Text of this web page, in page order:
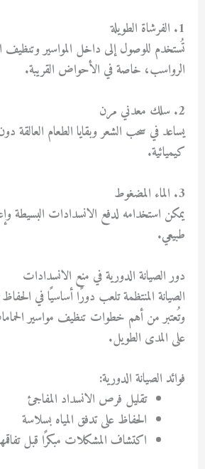
1. الفرشاة الطويلة
تُستخدم للوصول إلى داخل المواسير وتنظيف
الرواسب، خاصة في الأحواض القريبة.
2. سلك معدني مرن
يساعد في سحب الشعر وبقايا الطعام العالقة
كيميائية.
3. الماء المضغوط
يمكن استخدامه لدفع الانسدادات البسيطة
طبيعي.
دور الصيانة الدورية في منع الانسدادات
الصيانة المنتظمة تلعب دورًا أساسيًا في
وتُعتبر من أهم خطوات تنظيف مواسير
على المدى الطويل.
فوائد الصيانة الدورية:
تقليل فرص الانسداد المفاجئ
الحفاظ على تدفق المياه بسلاسة
اكتشاف المشكلات مبكرًا قبل